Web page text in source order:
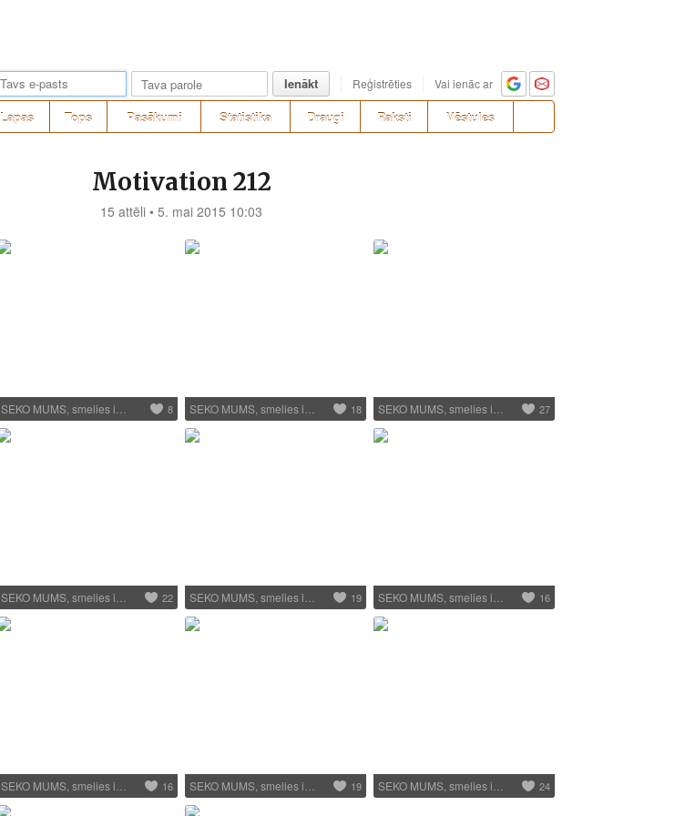
Ienākt Reģistrēties Vai ienāc ar
Lapas Tops Pasākumi Statistika Draugi Raksti Vēstules
Motivation 212
15 attēli • 5. mai 2015 10:03
SEKO MUMS, smelies i… 8 SEKO MUMS, smelies i… 18 SEKO MUMS, smelies i… 27
SEKO MUMS, smelies i… 22 SEKO MUMS, smelies i… 19 SEKO MUMS, smelies i… 16
SEKO MUMS, smelies i… 16 SEKO MUMS, smelies i… 19 SEKO MUMS, smelies i… 24